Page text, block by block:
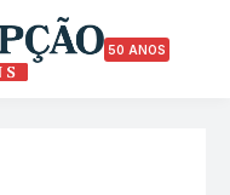
50 ANOS